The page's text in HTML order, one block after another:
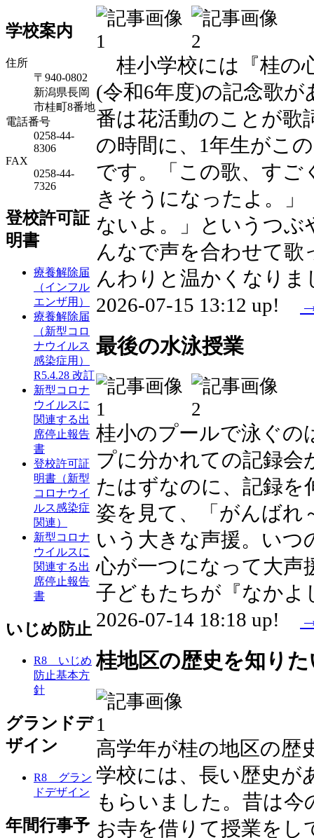
学校案内
住所
〒940-0802
新潟県長岡
市桂町8番地
電話番号
0258-44-
8306
FAX
0258-44-
7326
登校許可証
明書
療養解除届
（インフル
エンザ用）
療養解除届
（新型コロ
ナウイルス
感染症用）
R5.4.28 改訂
新型コロナ
ウイルスに
関連する出
席停止報告
書
登校許可証
明書（新型
コロナウイ
ルス感染症
関連）
新型コロナ
ウイルスに
関連する出
席停止報告
書
いじめ防止
R8 いじめ
防止基本方
針
グランドデ
ザイン
R8 グラン
ドデザイン
年間行事予
桂小学校には『桂の
(令和6年度)の記念歌
番は花活動のことが歌
の時間に、1年生がこ
です。「この歌、すご
きそうになったよ。
ないよ。」というつ
んなで声を合わせて
んわりと温かくなりま
2026-07-15 13:12 up!
最後の水泳授業
桂小のプールで泳ぐの
プに分かれての記録会
たはずなのに、記録を
姿を見て、「がんばれ
いう大きな声援。いつ
心が一つになって大声
子どもたちが『なかよ
2026-07-14 18:18 up!
桂地区の歴史を知り
高学年が桂の地区の歴
学校には、長い歴史が
もらいました。昔は
お寺を借りて授業をし